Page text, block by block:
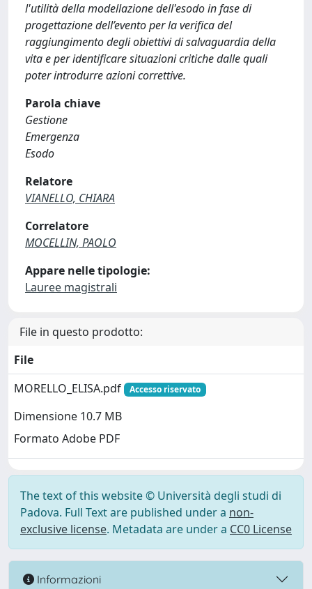
l'utilità della modellazione dell'esodo in fase di
progettazione dell’evento per la verifica del
raggiungimento degli obiettivi di salvaguardia della
vita e per identificare situazioni critiche dalle quali
poter introdurre azioni correttive.
Parola chiave
Gestione
Emergenza
Esodo
Relatore
VIANELLO, CHIARA
Correlatore
MOCELLIN, PAOLO
Appare nelle tipologie:
Lauree magistrali
File in questo prodotto:
File
MORELLO_ELISA.pdf
Accesso riservato
Dimensione 10.7 MB
Formato Adobe PDF
The text of this website © Università degli studi di
Padova. Full Text are published under a non-
exclusive license. Metadata are under a CC0 License
Informazioni